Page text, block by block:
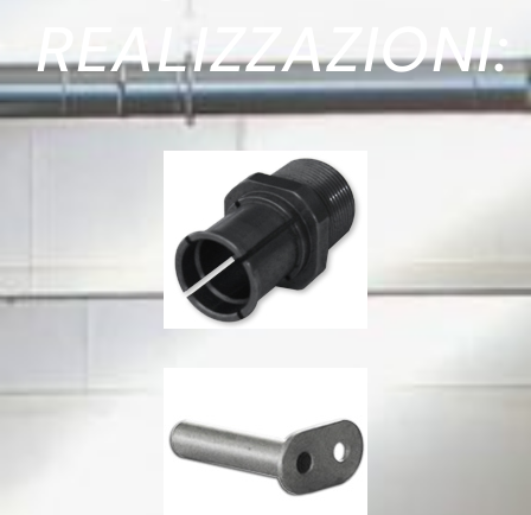
REALIZZAZIONI: